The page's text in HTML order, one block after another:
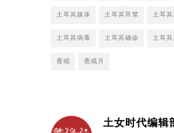
土耳其媒体 土耳其宵禁 土耳
土耳其病毒 土耳其确诊 土耳其
斋戒 斋戒月
土女时代编辑